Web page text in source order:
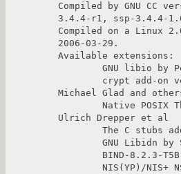
Compiled by GNU CC
3.4.4-r1, ssp-3.4.4-
Compiled on a Linux
2006-03-29.
Available extensions:
Michael Glad and
Ulrich Drepper et al